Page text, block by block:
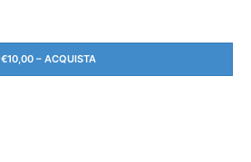
€10,00 – ACQUISTA